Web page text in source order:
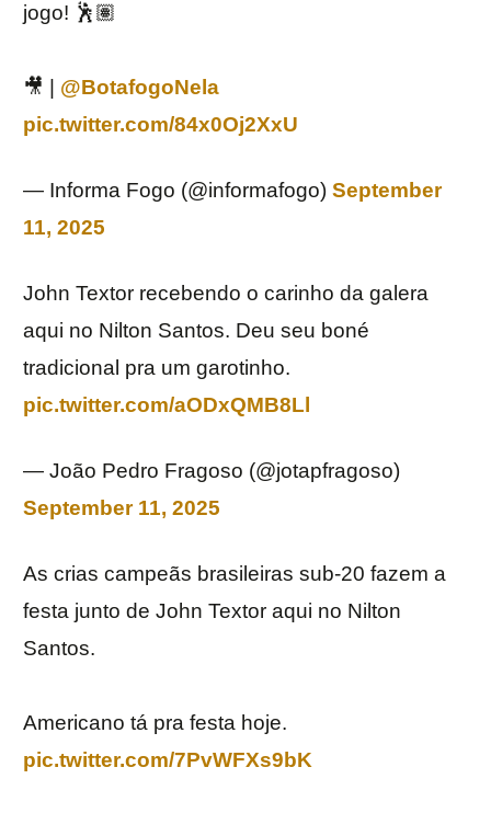
jogo! 🕺🏽
🎥 | @BotafogoNela
pic.twitter.com/84x0Oj2XxU
— Informa Fogo (@informafogo) September
11, 2025
John Textor recebendo o carinho da galera
aqui no Nilton Santos. Deu seu boné
tradicional pra um garotinho.
pic.twitter.com/aODxQMB8Ll
— João Pedro Fragoso (@jotapfragoso)
September 11, 2025
As crias campeãs brasileiras sub-20 fazem a
festa junto de John Textor aqui no Nilton
Santos.
Americano tá pra festa hoje.
pic.twitter.com/7PvWFXs9bK